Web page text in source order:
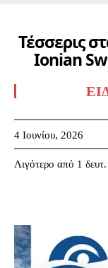
Τέσσερις
Ionian
4 Ιουνίου, 2026
Λιγότερο από 1 δευτ.